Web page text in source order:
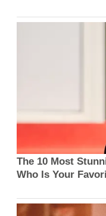
The 10 Most
Who Is Your